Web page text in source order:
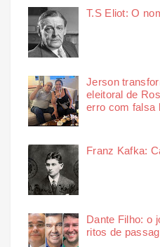
T.S Eliot: O
Jerson
eleitoral de
erro com falsa
Franz Kafka:
Dante Filho: o
ritos de